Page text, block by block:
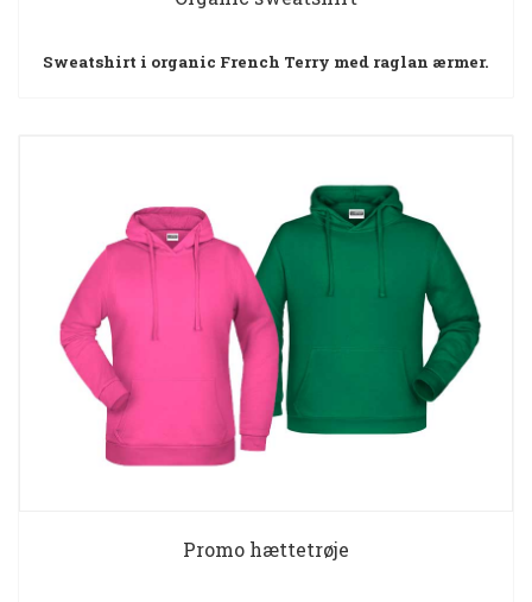
Sweatshirt i organic French Terry med raglan ærmer.
Promo hættetrøje